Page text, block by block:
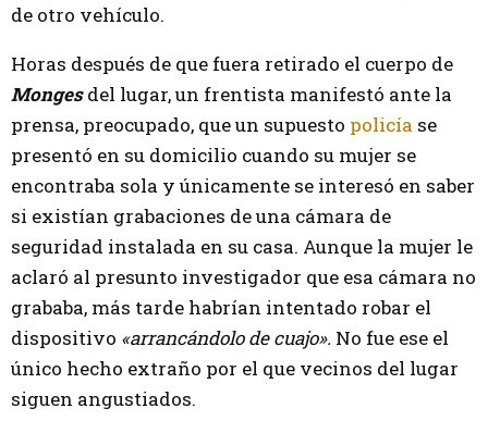
de otro vehículo.
Horas después de que fuera retirado el cuerpo de
Mongesdel lugar, un frentista manifestó ante la
prensa, preocupado, que un supuesto policía se
presentó en su domicilio cuando su mujer se
encontraba sola y únicamente se interesó en saber
si existían grabaciones de una cámara de
seguridad instalada en su casa. Aunque la mujer le
aclaró al presunto investigador que esa cámara no
grababa, más tarde habrían intentado robar el
dispositivo «arrancándolo de cuajo». No fue ese el
único hecho extraño por el que vecinos del lugar
siguen angustiados.